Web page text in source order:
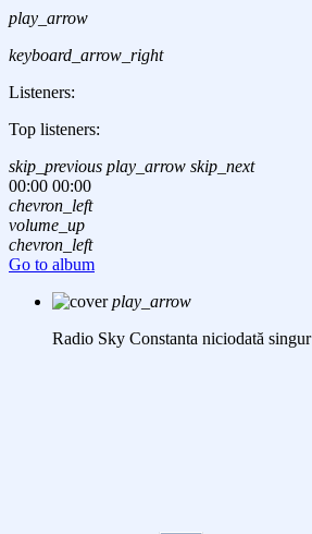
play_arrow
keyboard_arrow_right
Listeners:
Top listeners:
skip_previous play_arrow skip_next
00:00 00:00
chevron_left
volume_up
chevron_left
Go to album
play_arrow
Radio Sky Constanta niciodată singur